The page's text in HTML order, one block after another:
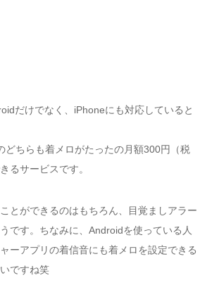
だけでなく、iPhoneにも対応していると
どちらも着メロがたったの月額300円（税
るサービスです。
とができるのはもちろん、目覚ましアラー
です。ちなみに、Androidを使っている人
ーアプリの着信音にも着メロを設定できる
ですね笑